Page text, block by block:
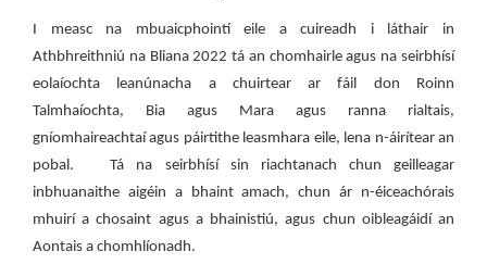
I measc na mbuaicphointí eile a cuireadh i láthair in
Athbhreithniú na Bliana 2022 tá an chomhairle agus na seirbhísí
eolaíochta leanúnacha a chuirtear ar fáil don Roinn
Talmhaíochta, Bia agus Mara agus ranna rialtais,
gníomhaireachtaí agus páirtithe leasmhara eile, lena n-áirítear an
pobal. Tá na seirbhísí sin riachtanach chun geilleagar
inbhuanaithe aigéin a bhaint amach, chun ár n-éiceachórais
mhuirí a chosaint agus a bhainistiú, agus chun oibleagáidí an
Aontais a chomhlíonadh.